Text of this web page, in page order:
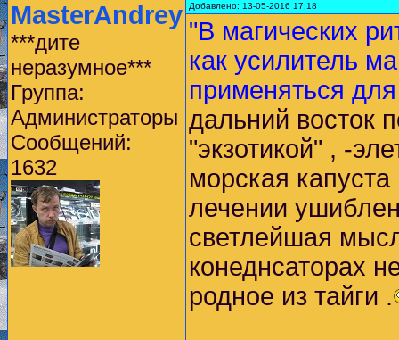
MasterAndrey
***дите
неразумное***
Группа:
Администраторы
Сообщений:
1632
Добавлено: 13-05-2016 17:18
"В магических
как усилитель
применяться
дальний восток
"экзотикой" , -
морская
лечении
светлейшая
конеднсаторах
родное из тайги .